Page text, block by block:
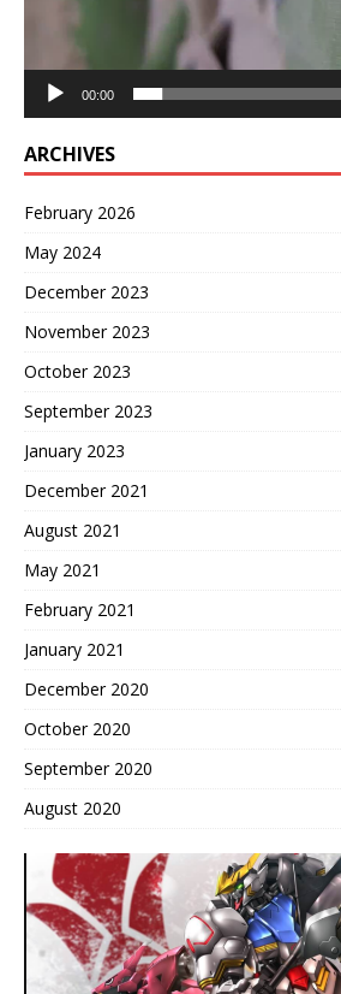
00:00
ARCHIVES
February 2026
May 2024
December 2023
November 2023
October 2023
September 2023
January 2023
December 2021
August 2021
May 2021
February 2021
January 2021
December 2020
October 2020
September 2020
August 2020